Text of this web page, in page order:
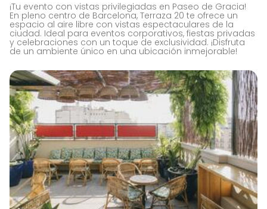
¡Tu evento con vistas privilegiadas en Paseo de Gracia!
En pleno centro de Barcelona, Terraza 20 te ofrece un
espacio al aire libre con vistas espectaculares de la
ciudad. Ideal para eventos corporativos, fiestas privadas
y celebraciones con un toque de exclusividad. ¡Disfruta
de un ambiente único en una ubicación inmejorable!